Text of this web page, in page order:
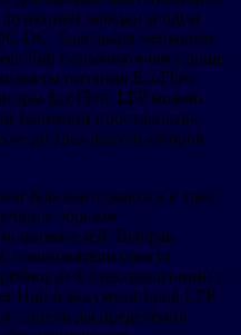
функцией зарядки и один
DC. Благодаря меньшему
Hub пользователям проще
питания EcoFlow
EcoFlow LFP можно
экономии пространства
до трех аккумуляторов
Kits выпускаются в трех
образом
Выбрав
пользователи смогут
в электропитании с
Hub и аккумуляторов LFP.
панель распределения